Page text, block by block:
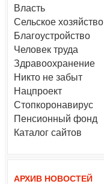
Власть
Сельское хозяйство
Благоустройство
Человек труда
Здравоохранение
Никто не забыт
Нацпроект
Стопкоронавирус
Пенсионный фонд
Каталог сайтов
АРХИВ НОВОСТЕЙ